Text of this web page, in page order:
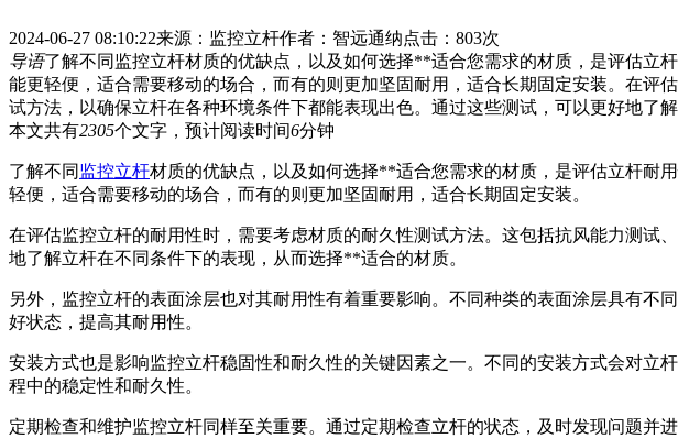
2024-06-27 08:10:22来源：监控立杆作者：智远通纳点击：803次
导语了解不同监控立杆材质的优缺点，以及如何选择**适合您需求的材质，是评估立
能更轻便，适合需要移动的场合，而有的则更加坚固耐用，适合长期固定安装。在评
试方法，以确保立杆在各种环境条件下都能表现出色。通过这些测试，可以更好地了
本文共有2305个文字，预计阅读时间6分钟
了解不同 监控立杆材质的优缺点，以及如何选择**适合您需求的材质，是评估立杆耐
轻便，适合需要移动的场合，而有的则更加坚固耐用，适合长期固定安装。
在评估监控立杆的耐用性时，需要考虑材质的耐久性测试方法。这包括抗风能力测
地了解立杆在不同条件下的表现，从而选择**适合的材质。
另外，监控立杆的表面涂层也对其耐用性有着重要影响。不同种类的表面涂层具有
好状态，提高其耐用性。
安装方式也是影响监控立杆稳固性和耐久性的关键因素之一。不同的安装方式会对
程中的稳定性和耐久性。
定期检查和维护监控立杆同样至关重要。通过定期检查立杆的状态，及时发现问题